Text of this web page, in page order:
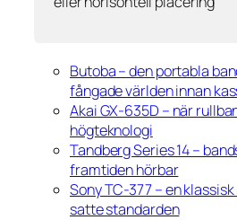
Butoba – den portabla
fångade världen innan
Akai GX-635D – när
högteknologi
Tandberg Series 14 –
framtiden hörbar
Sony TC-377 – en
satte standarden